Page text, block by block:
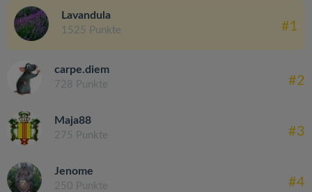
Lavandula
1525 Punkte #1
carpe.diem
728 Punkte #2
Maja88
275 Punkte #3
Jenome
250 Punkte #4